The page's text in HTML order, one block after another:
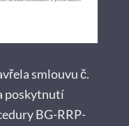
smlouvu č.
poskytnutí
BG-RRP-